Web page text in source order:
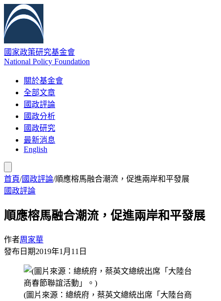
國家政策研究基金會
National Policy Foundation
關於基金會
全部文章
國政評論
國政分析
國政研究
最新消息
English
首頁/國政評論/順應榕馬融合潮流，促進兩岸和平發展
國政評論
順應榕馬融合潮流，促進兩岸和平發展
作者周家華
發布日期2019年1月11日
(圖片來源：總統府，蔡英文總統出席「大陸台商